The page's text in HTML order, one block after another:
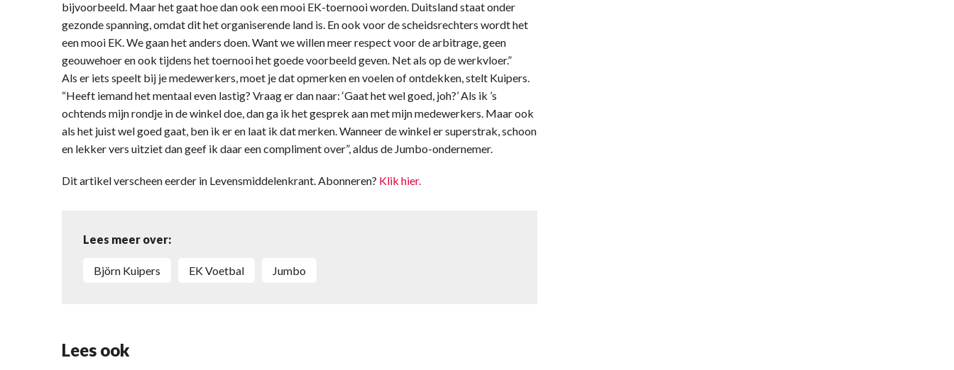
bijvoorbeeld. Maar het gaat hoe dan ook een mooi EK-toernooi worden. Duitsland staat onder
gezonde spanning, omdat dit het organiserende land is. En ook voor de scheidsrechters wordt het
een mooi EK. We gaan het anders doen. Want we willen meer respect voor de arbitrage, geen
geouwehoer en ook tijdens het toernooi het goede voorbeeld geven. Net als op de werkvloer.”
Als er iets speelt bij je medewerkers, moet je dat opmerken en voelen of ontdekken, stelt Kuipers.
“Heeft iemand het mentaal even lastig? Vraag er dan naar: ‘Gaat het wel goed, joh?’ Als ik ’s
ochtends mijn rondje in de winkel doe, dan ga ik het gesprek aan met mijn medewerkers. Maar ook
als het juist wel goed gaat, ben ik er en laat ik dat merken. Wanneer de winkel er superstrak, schoon
en lekker vers uitziet dan geef ik daar een compliment over”, aldus de Jumbo-ondernemer.
Dit artikel verscheen eerder in Levensmiddelenkrant. Abonneren? Klik hier.
Lees meer over:
Björn Kuipers EK Voetbal Jumbo
Lees ook